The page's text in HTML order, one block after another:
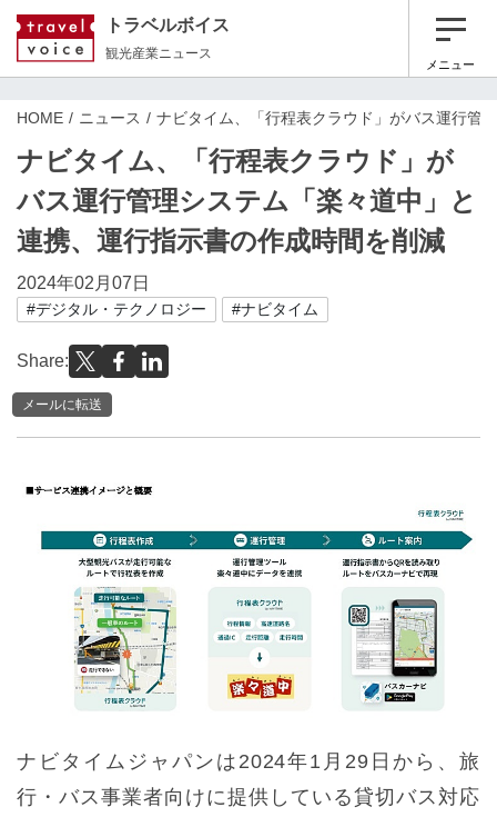
トラベルボイス
観光産業ニュース
メニュー
HOME ニュース ナビタイム、「行程表クラウド」がバス運行管
ナビタイム、「行程表クラウド」が
バス運行管理システム「楽々道中」と
連携、運行指示書の作成時間を削減
2024年02月07日
#デジタル・テクノロジー #ナビタイム
Share:
メールに転送
ナビタイムジャパンは2024年1月29日から、旅
行・バス事業者向けに提供している貸切バス対応